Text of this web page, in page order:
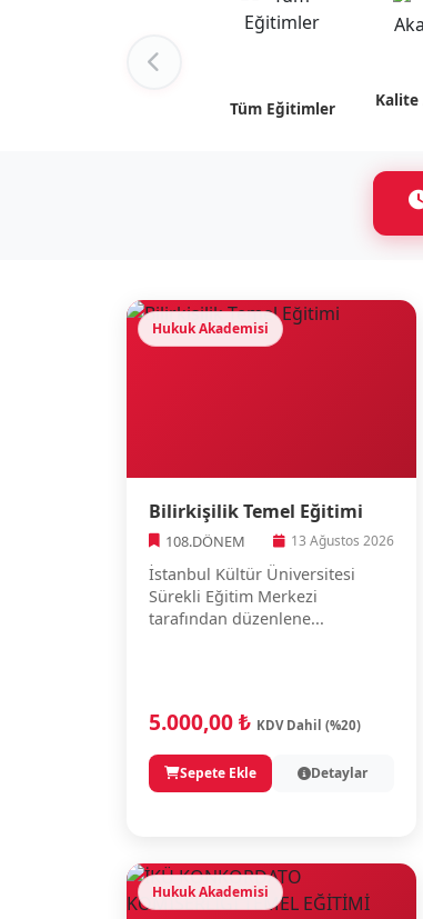
Tüm Eğitimler Kalite
Hukuk Akademisi
Bilirkişilik Temel Eğitimi
108.DÖNEM 13 Ağustos 2026
İstanbul Kültür Üniversitesi
Sürekli Eğitim Merkezi
tarafından düzenlene...
5.000,00 ₺ KDV Dahil (%20)
Sepete Ekle Detaylar
Hukuk Akademisi